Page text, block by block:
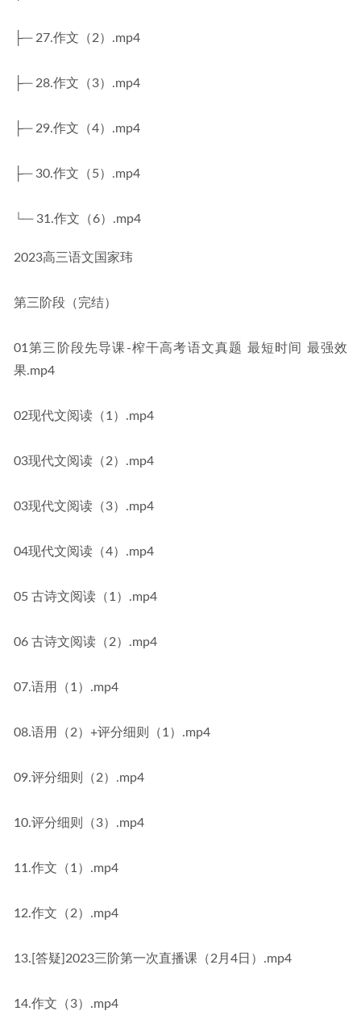
├─ 27.作文（2）.mp4
├─ 28.作文（3）.mp4
├─ 29.作文（4）.mp4
├─ 30.作文（5）.mp4
└─ 31.作文（6）.mp4
2023高三语文国家玮
第三阶段（完结）
01第三阶段先导课-榨干高考语文真题 最短时间 最强效
果.mp4
02现代文阅读（1）.mp4
03现代文阅读（2）.mp4
03现代文阅读（3）.mp4
04现代文阅读（4）.mp4
05 古诗文阅读（1）.mp4
06 古诗文阅读（2）.mp4
07.语用（1）.mp4
08.语用（2）+评分细则（1）.mp4
09.评分细则（2）.mp4
10.评分细则（3）.mp4
11.作文（1）.mp4
12.作文（2）.mp4
13.[答疑]2023三阶第一次直播课（2月4日）.mp4
14.作文（3）.mp4